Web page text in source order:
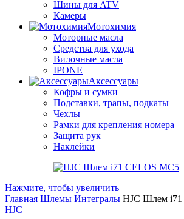
Шины для ATV
Камеры
Мотохимия
Моторные масла
Средства для ухода
Вилочные масла
IPONE
Аксессуары
Кофры и сумки
Подставки, трапы, подкаты
Чехлы
Рамки для крепления номера
Защита рук
Наклейки
Нажмите, чтобы увеличить
Главная Шлемы Интегралы HJC Шлем i71
HJC